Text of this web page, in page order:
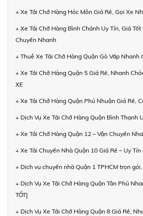
+ Xe Tải Chở Hàng Hóc Môn Giá Rẻ, Gọi Xe
+ Xe Tải Chở Hàng Bình Chánh Uy Tín, Giá Tốt
Chuyển Nhanh
+ Thuê Xe Tải Chở Hàng Quận Gò Vấp Nhanh
+ Xe Tải Chở Hàng Quận 5 Giá Rẻ, Nhanh
XE
+ Xe Tải Chở Hàng Quận Phú Nhuận Giá Rẻ,
+ Dịch Vụ Xe Tải Chở Hàng Quận Bình Thạnh
+ Xe Tải Chở Hàng Quận 12 – Vận Chuyển
+ Xe Tải Chuyển Nhà Quận 10 Giá Rẻ – Uy
+ Dịch vụ chuyển nhà Quận 1 TPHCM trọn
+ Dịch Vụ Xe Tải Chở Hàng Quận Tân Phú
TỐT]
+ Dịch Vụ Xe Tải Chở Hàng Quận 8 Giá Rẻ,